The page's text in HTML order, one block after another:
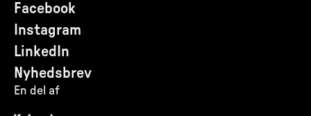
Facebook
Instagram
LinkedIn
Nyhedsbrev
En del af